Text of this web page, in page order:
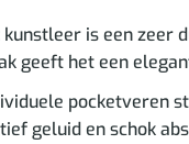
is een
geeft het een
pocketveren
geluid en schok